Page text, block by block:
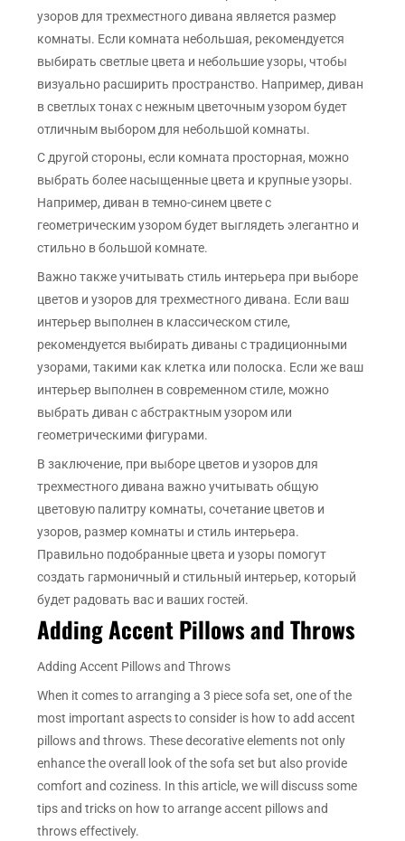
узоров для трехместного дивана является размер
комнаты. Если комната небольшая, рекомендуется
выбирать светлые цвета и небольшие узоры, чтобы
визуально расширить пространство. Например, диван
в светлых тонах с нежным цветочным узором будет
отличным выбором для небольшой комнаты.
С другой стороны, если комната просторная, можно
выбрать более насыщенные цвета и крупные узоры.
Например, диван в темно-синем цвете с
геометрическим узором будет выглядеть элегантно и
стильно в большой комнате.
Важно также учитывать стиль интерьера при выборе
цветов и узоров для трехместного дивана. Если ваш
интерьер выполнен в классическом стиле,
рекомендуется выбирать диваны с традиционными
узорами, такими как клетка или полоска. Если же ваш
интерьер выполнен в современном стиле, можно
выбрать диван с абстрактным узором или
геометрическими фигурами.
В заключение, при выборе цветов и узоров для
трехместного дивана важно учитывать общую
цветовую палитру комнаты, сочетание цветов и
узоров, размер комнаты и стиль интерьера.
Правильно подобранные цвета и узоры помогут
создать гармоничный и стильный интерьер, который
будет радовать вас и ваших гостей.
Adding Accent Pillows and Throws
Adding Accent Pillows and Throws
When it comes to arranging a 3 piece sofa set, one of the
most important aspects to consider is how to add accent
pillows and throws. These decorative elements not only
enhance the overall look of the sofa set but also provide
comfort and coziness. In this article, we will discuss some
tips and tricks on how to arrange accent pillows and
throws effectively.